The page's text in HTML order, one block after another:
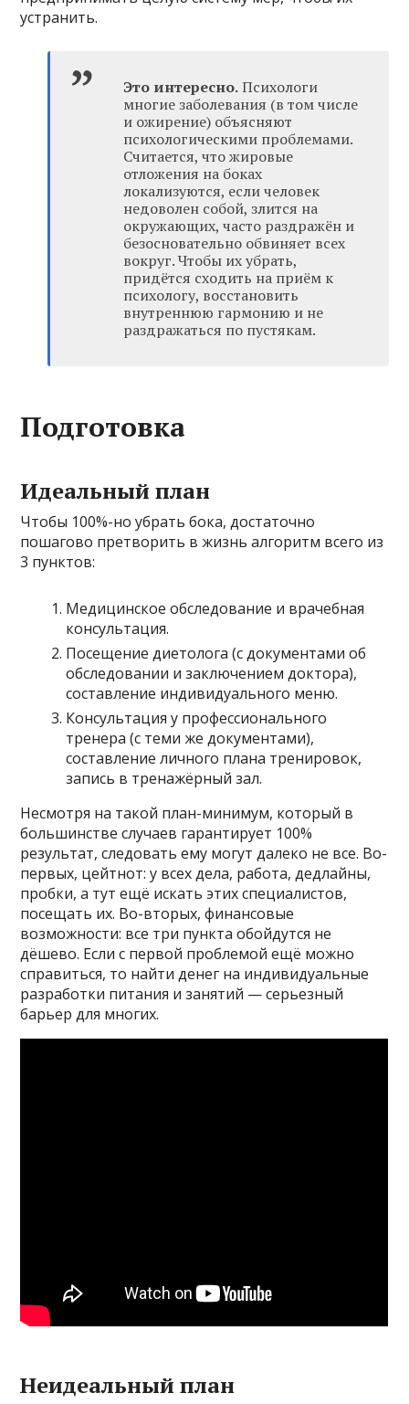
устранить.
Это интересно.Психологи
многие заболевания (в том числе
и ожирение) объясняют
психологическими проблемами.
Считается, что жировые
отложения на боках
локализуются, если человек
недоволен собой, злится на
окружающих, часто раздражён и
безосновательно обвиняет всех
вокруг. Чтобы их убрать,
придётся сходить на приём к
психологу, восстановить
внутреннюю гармонию и не
раздражаться по пустякам.
Подготовка
Идеальный план
Чтобы 100%-но убрать бока, достаточно
пошагово претворить в жизнь алгоритм всего из
3 пунктов:
Медицинское обследование и врачебная
консультация.
Посещение диетолога (с документами об
обследовании и заключением доктора),
составление индивидуального меню.
Консультация у профессионального
тренера (с теми же документами),
составление личного плана тренировок,
запись в тренажёрный зал.
Несмотря на такой план-минимум, который в
большинстве случаев гарантирует 100%
результат, следовать ему могут далеко не все. Во-
первых, цейтнот: у всех дела, работа, дедлайны,
пробки, а тут ещё искать этих специалистов,
посещать их. Во-вторых, финансовые
возможности: все три пункта обойдутся не
дёшево. Если с первой проблемой ещё можно
справиться, то найти денег на индивидуальные
разработки питания и занятий — серьезный
барьер для многих.
Неидеальный план